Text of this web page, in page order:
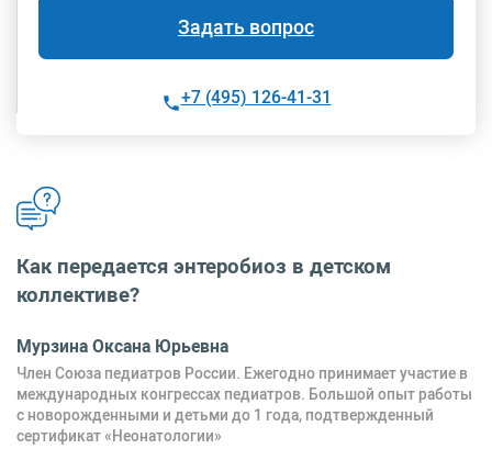
Задать вопрос
+7 (495) 126-41-31
Как передается энтеробиоз в детском
коллективе?
Мурзина Оксана Юрьевна
Член Союза педиатров России. Ежегодно принимает участие в
международных конгрессах педиатров. Большой опыт работы
с новорожденными и детьми до 1 года, подтвержденный
сертификат «Неонатологии»